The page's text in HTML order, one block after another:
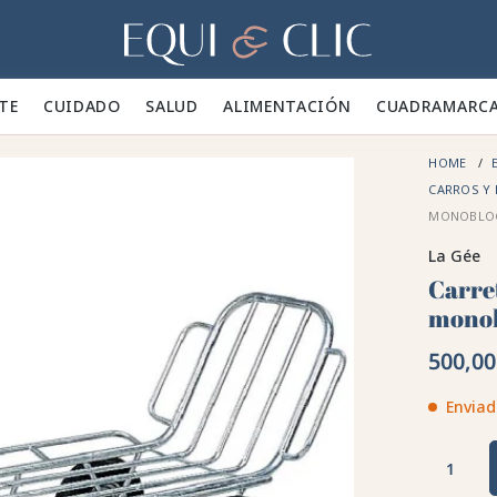
Hogar
👕 CUIDADO 🪮 SALUD ✨ALIMENTACIÓN 🥕 CUADRA
HOME
CARROS
La Gée